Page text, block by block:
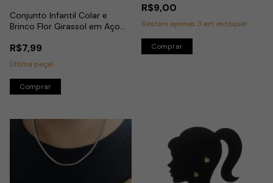
Conjunto Infantil Colar e
Brinco Flor Girassol em Aço
R$7,99
Última peça!
R$9,00
Restam apenas 3 em estoque!